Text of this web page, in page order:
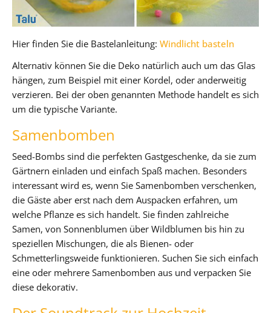
Hier finden Sie die Bastelanleitung: Windlicht basteln
Alternativ können Sie die Deko natürlich auch um das Glas
hängen, zum Beispiel mit einer Kordel, oder anderweitig
verzieren. Bei der oben genannten Methode handelt es sich
um die typische Variante.
Samenbomben
Seed-Bombs sind die perfekten Gastgeschenke, da sie zum
Gärtnern einladen und einfach Spaß machen. Besonders
interessant wird es, wenn Sie Samenbomben verschenken,
die Gäste aber erst nach dem Auspacken erfahren, um
welche Pflanze es sich handelt. Sie finden zahlreiche
Samen, von Sonnenblumen über Wildblumen bis hin zu
speziellen Mischungen, die als Bienen- oder
Schmetterlingsweide funktionieren. Suchen Sie sich einfach
eine oder mehrere Samenbomben aus und verpacken Sie
diese dekorativ.